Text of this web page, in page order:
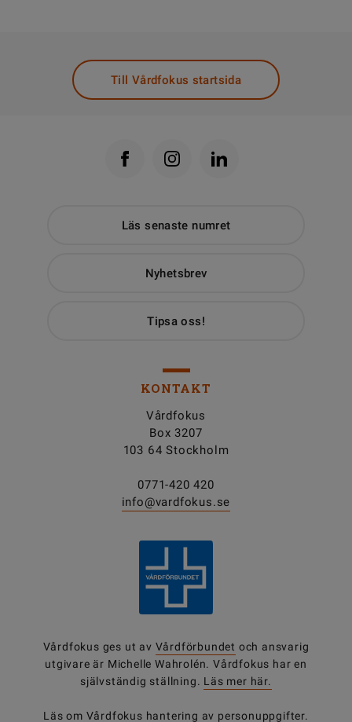
Till Vårdfokus startsida
Läs senaste numret
Nyhetsbrev
Tipsa oss!
KONTAKT
Vårdfokus
Box 3207
103 64 Stockholm
0771-420 420
info@vardfokus.se
Vårdfokus ges ut av Vårdförbundet och ansvarig
utgivare är Michelle Wahrolén. Vårdfokus har en
självständig ställning. Läs mer här.
Läs om Vårdfokus hantering av personuppgifter.